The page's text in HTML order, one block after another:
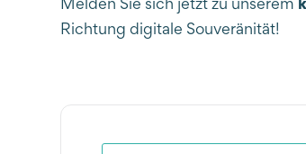
Richtung digitale Souveränität!